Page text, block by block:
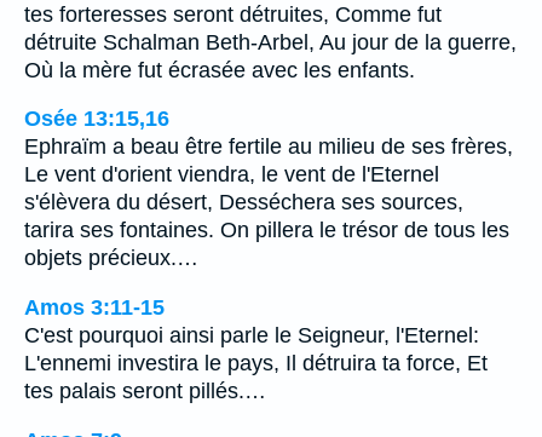
tes forteresses seront détruites, Comme fut
détruite Schalman Beth-Arbel, Au jour de la guerre,
Où la mère fut écrasée avec les enfants.
Osée 13:15,16
Ephraïm a beau être fertile au milieu de ses frères,
Le vent d'orient viendra, le vent de l'Eternel
s'élèvera du désert, Desséchera ses sources,
tarira ses fontaines. On pillera le trésor de tous les
objets précieux.…
Amos 3:11-15
C'est pourquoi ainsi parle le Seigneur, l'Eternel:
L'ennemi investira le pays, Il détruira ta force, Et
tes palais seront pillés.…